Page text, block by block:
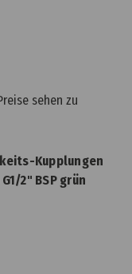
sehen zu
Kupplungen
2" BSP grün